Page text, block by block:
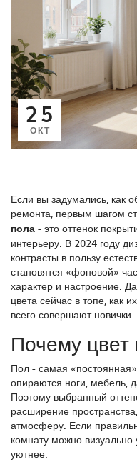
25
ОКТ
Если вы задумались, как
ремонта, первым шагом
пола - это оттенок
интерьеру. В 2024 году
контрасты в пользу
становятся «фоновой»
характер и настроение.
цвета сейчас в топе, как
всего совершают новички.
Почему цвет
Пол - самая
опираются ноги, мебель,
Поэтому выбранный
расширение
атмосферу. Если
комнату можно
уютнее.